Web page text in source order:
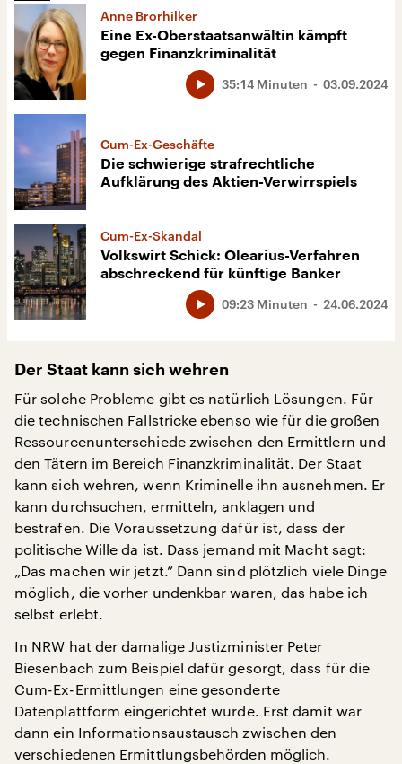
Anne Brorhilker
Eine Ex-Oberstaatsanwältin kämpft
gegen Finanzkriminalität
03.09.2024
35:14 Minuten
Cum-Ex-Geschäfte
Die schwierige strafrechtliche
Aufklärung des Aktien-Verwirrspiels
Cum-Ex-Skandal
Volkswirt Schick: Olearius-Verfahren
abschreckend für künftige Banker
24.06.2024
09:23 Minuten
Der Staat kann sich wehren
Für solche Probleme gibt es natürlich Lösungen. Für
die technischen Fallstricke ebenso wie für die großen
Ressourcenunterschiede zwischen den Ermittlern und
den Tätern im Bereich Finanzkriminalität. Der Staat
kann sich wehren, wenn Kriminelle ihn ausnehmen. Er
kann durchsuchen, ermitteln, anklagen und
bestrafen. Die Voraussetzung dafür ist, dass der
politische Wille da ist. Dass jemand mit Macht sagt:
„Das machen wir jetzt.” Dann sind plötzlich viele Dinge
möglich, die vorher undenkbar waren, das habe ich
selbst erlebt.
In NRW hat der damalige Justizminister Peter
Biesenbach zum Beispiel dafür gesorgt, dass für die
Cum-Ex-Ermittlungen eine gesonderte
Datenplattform eingerichtet wurde. Erst damit war
dann ein Informationsaustausch zwischen den
verschiedenen Ermittlungsbehörden möglich.